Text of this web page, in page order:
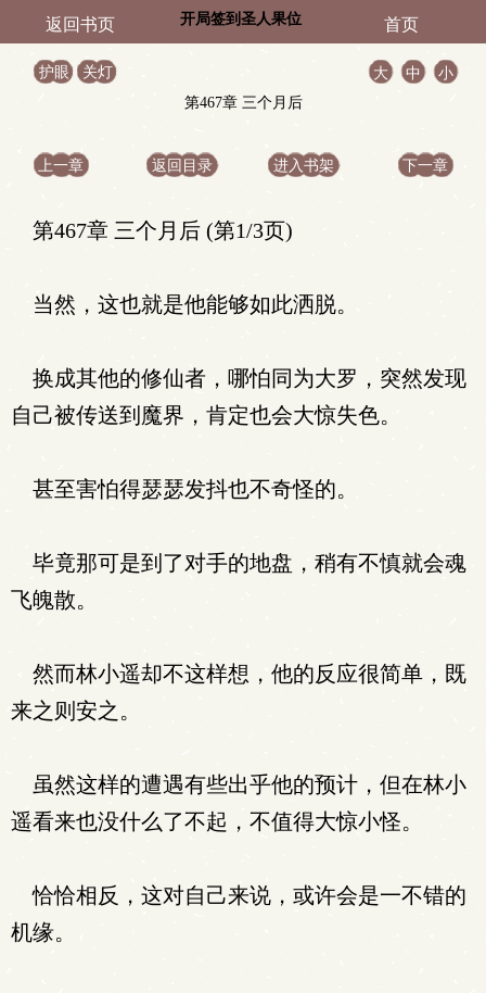
返回书页 开局签到圣人果位 首页
护眼 关灯 大 中
小
第467章 三个月后
上一章 返回目录 进入书架 下一章
第467章 三个月后 (第1/3页)
当然，这也就是他能够如此洒脱。
换成其他的修仙者，哪怕同为大罗，突然发现
自己被传送到魔界，肯定也会大惊失色。
甚至害怕得瑟瑟发抖也不奇怪的。
毕竟那可是到了对手的地盘，稍有不慎就会魂
飞魄散。
然而林小遥却不这样想，他的反应很简单，既
来之则安之。
虽然这样的遭遇有些出乎他的预计，但在林小
遥看来也没什么了不起，不值得大惊小怪。
恰恰相反，这对自己来说，或许会是一不错的
机缘。